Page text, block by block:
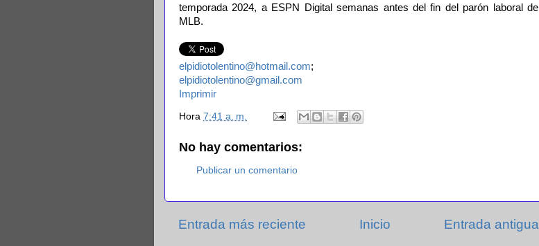
temporada 2024, a ESPN Digital semanas antes del fin del parón laboral de
MLB.
elpidiotolentino@hotmail.com;
elpidiotolentino@gmail.com
Imprimir
Hora 7:41 a. m.
No hay comentarios:
Publicar un comentario
Entrada más reciente Entrada antigua
Inicio